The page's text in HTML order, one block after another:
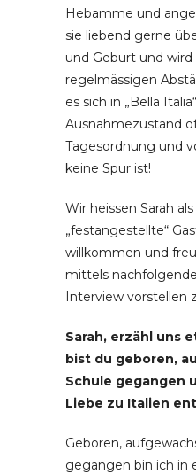
Hebamme und
sie liebend gerne
und Geburt und wird
regelmässigen
es sich in „Bella
Ausnahmezustand
Tagesordnung und
keine Spur ist!
Wir heissen Sarah
„festangestellte“
willkommen und
mittels
Interview vorstellen
Sarah, erzähl uns
bist du geboren,
Schule gegangen
Liebe zu Italien
Geboren,
gegangen bin ich in